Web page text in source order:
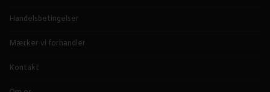
Handelsbetingelser
Mærker vi forhandler
Kontakt